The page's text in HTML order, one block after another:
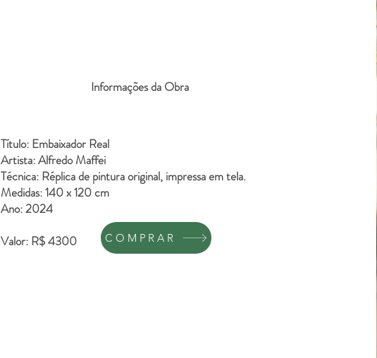
Informações da Obra
Título: Embaixador Real
Artista: Alfredo Maffei
Técnica: Réplica de pintura original, impressa em tela.
Medidas: 140 x 120 cm
Ano: 2024
Valor: R$ 4300
COMPRAR